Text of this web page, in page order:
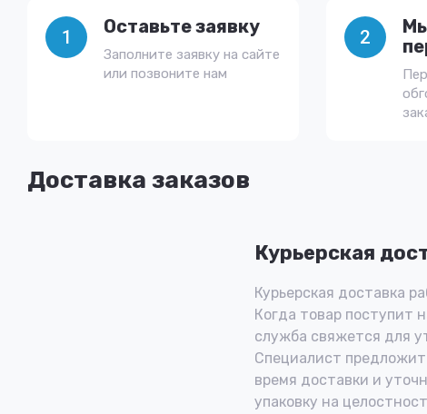
1 Оставьте заявку
Заполните заявку на сайте
или позвоните нам
2
Доставка заказов
Курьерская
Курьерская доставка
Когда товар поступит
служба свяжется для
Специалист
время доставки и
упаковку на